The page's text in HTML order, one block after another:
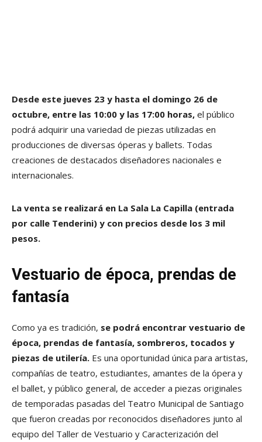
Desde este jueves 23 y hasta el domingo 26 de
octubre, entre las 10:00 y las 17:00 horas, el público
podrá adquirir una variedad de piezas utilizadas en
producciones de diversas óperas y ballets. Todas
creaciones de destacados diseñadores nacionales e
internacionales.
La venta se realizará en La Sala La Capilla (entrada
por calle Tenderini) y con precios desde los 3 mil
pesos.
Vestuario de época, prendas de
fantasía
Como ya es tradición, se podrá encontrar vestuario de
época, prendas de fantasía, sombreros, tocados y
piezas de utilería. Es una oportunidad única para artistas,
compañías de teatro, estudiantes, amantes de la ópera y
el ballet, y público general, de acceder a piezas originales
de temporadas pasadas del Teatro Municipal de Santiago
que fueron creadas por reconocidos diseñadores junto al
equipo del Taller de Vestuario y Caracterización del